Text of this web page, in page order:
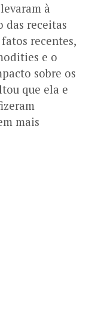
à
das receitas
recentes,
e o
sobre os
que ela e
mais